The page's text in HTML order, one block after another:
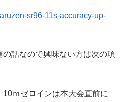
sr96-11s-accuracy-up-
の話なので興味ない方は次の項
ｍゼロインは本大会直前に